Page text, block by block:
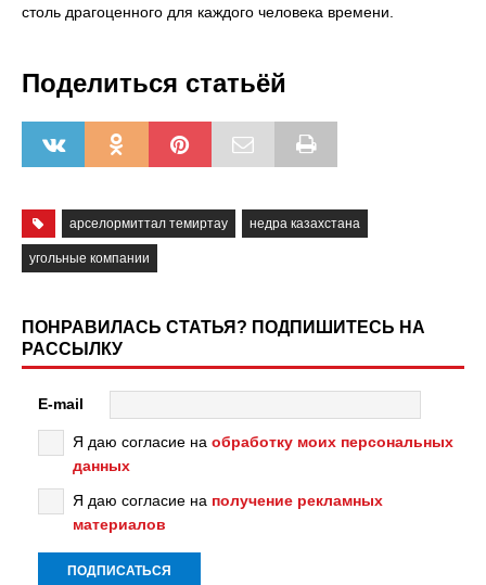
столь драгоценного для каждого человека времени.
Поделиться статьёй
арселормиттал темиртау недра казахстана
угольные компании
ПОНРАВИЛАСЬ СТАТЬЯ? ПОДПИШИТЕСЬ НА
РАССЫЛКУ
E-mail
Я даю согласие на обработку моих персональных
данных
Я даю согласие на получение рекламных
материалов